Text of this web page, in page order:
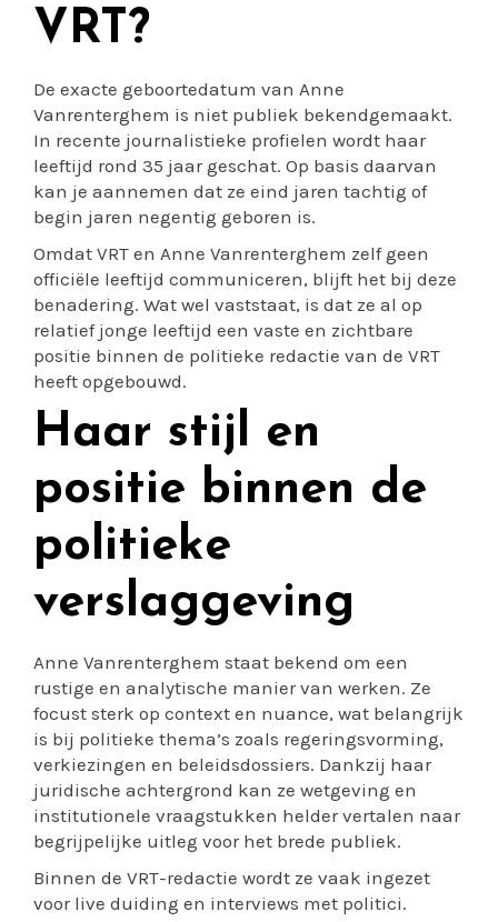
VRT?
De exacte geboortedatum van Anne
Vanrenterghem is niet publiek bekendgemaakt.
In recente journalistieke profielen wordt haar
leeftijd rond 35 jaar geschat. Op basis daarvan
kan je aannemen dat ze eind jaren tachtig of
begin jaren negentig geboren is.
Omdat VRT en Anne Vanrenterghem zelf geen
officiële leeftijd communiceren, blijft het bij deze
benadering. Wat wel vaststaat, is dat ze al op
relatief jonge leeftijd een vaste en zichtbare
positie binnen de politieke redactie van de VRT
heeft opgebouwd.
Haar stijl en
positie binnen de
politieke
verslaggeving
Anne Vanrenterghem staat bekend om een
rustige en analytische manier van werken. Ze
focust sterk op context en nuance, wat belangrijk
is bij politieke thema’s zoals regeringsvorming,
verkiezingen en beleidsdossiers. Dankzij haar
juridische achtergrond kan ze wetgeving en
institutionele vraagstukken helder vertalen naar
begrijpelijke uitleg voor het brede publiek.
Binnen de VRT-redactie wordt ze vaak ingezet
voor live duiding en interviews met politici.